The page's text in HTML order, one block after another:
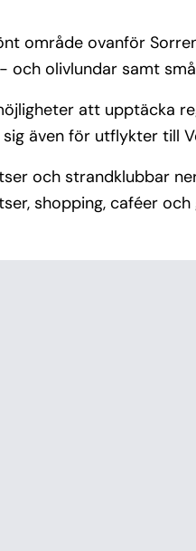
område ovanför
och olivlundar samt
att upptäcka
även för utflykter till
och strandklubbar
shopping, caféer